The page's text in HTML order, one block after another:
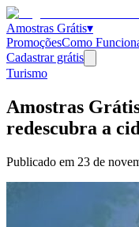
Amostras Grátis▾
PromoçõesComo
Cadastrar grátis
Turismo
Amostras
redescubra a
Publicado em 23 de